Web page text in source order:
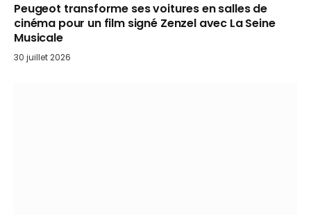
Peugeot transforme ses voitures en salles de
cinéma pour un film signé Zenzel avec La Seine
Musicale
30 juillet 2026